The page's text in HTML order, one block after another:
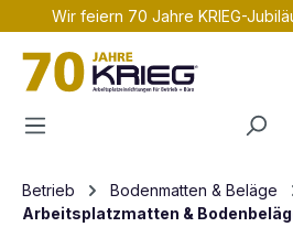
Zum Hauptinhalt springen
Wir feiern 70 Jahre KRIEG-
Betrieb
Bodenmatten & Beläge
Arbeitsplatzmatten &